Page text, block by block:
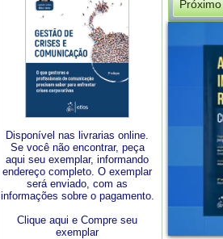
Disponível nas livrarias online.
Se você não encontrar, peça
aqui seu exemplar, informando
endereço completo. O exemplar
será enviado, com as
informações sobre o pagamento.
Clique aqui e Compre seu
exemplar
Próximo